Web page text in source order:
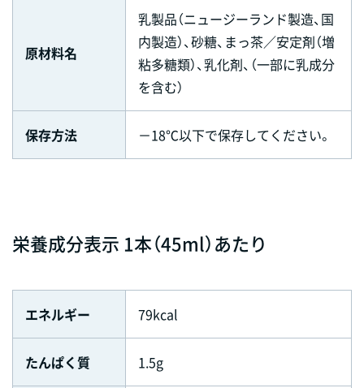
原材料名
乳製品（ニュージーランド製造、国
内製造）、砂糖、まっ茶／安定剤（増
粘多糖類）、乳化剤、（一部に乳成分
を含む）
保存方法 －18℃以下で保存してください。
栄養成分表示 1本（45ml）あたり
エネルギー 79kcal
たんぱく質 1.5g